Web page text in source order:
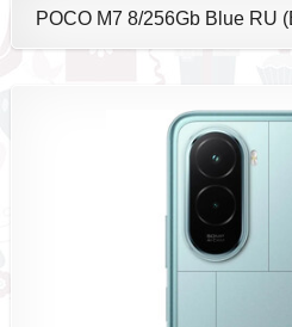
POCO M7 8/256Gb Blue RU